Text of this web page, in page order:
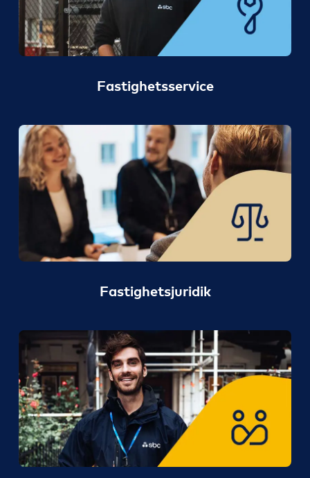
Fastighetsservice
Fastighetsjuridik